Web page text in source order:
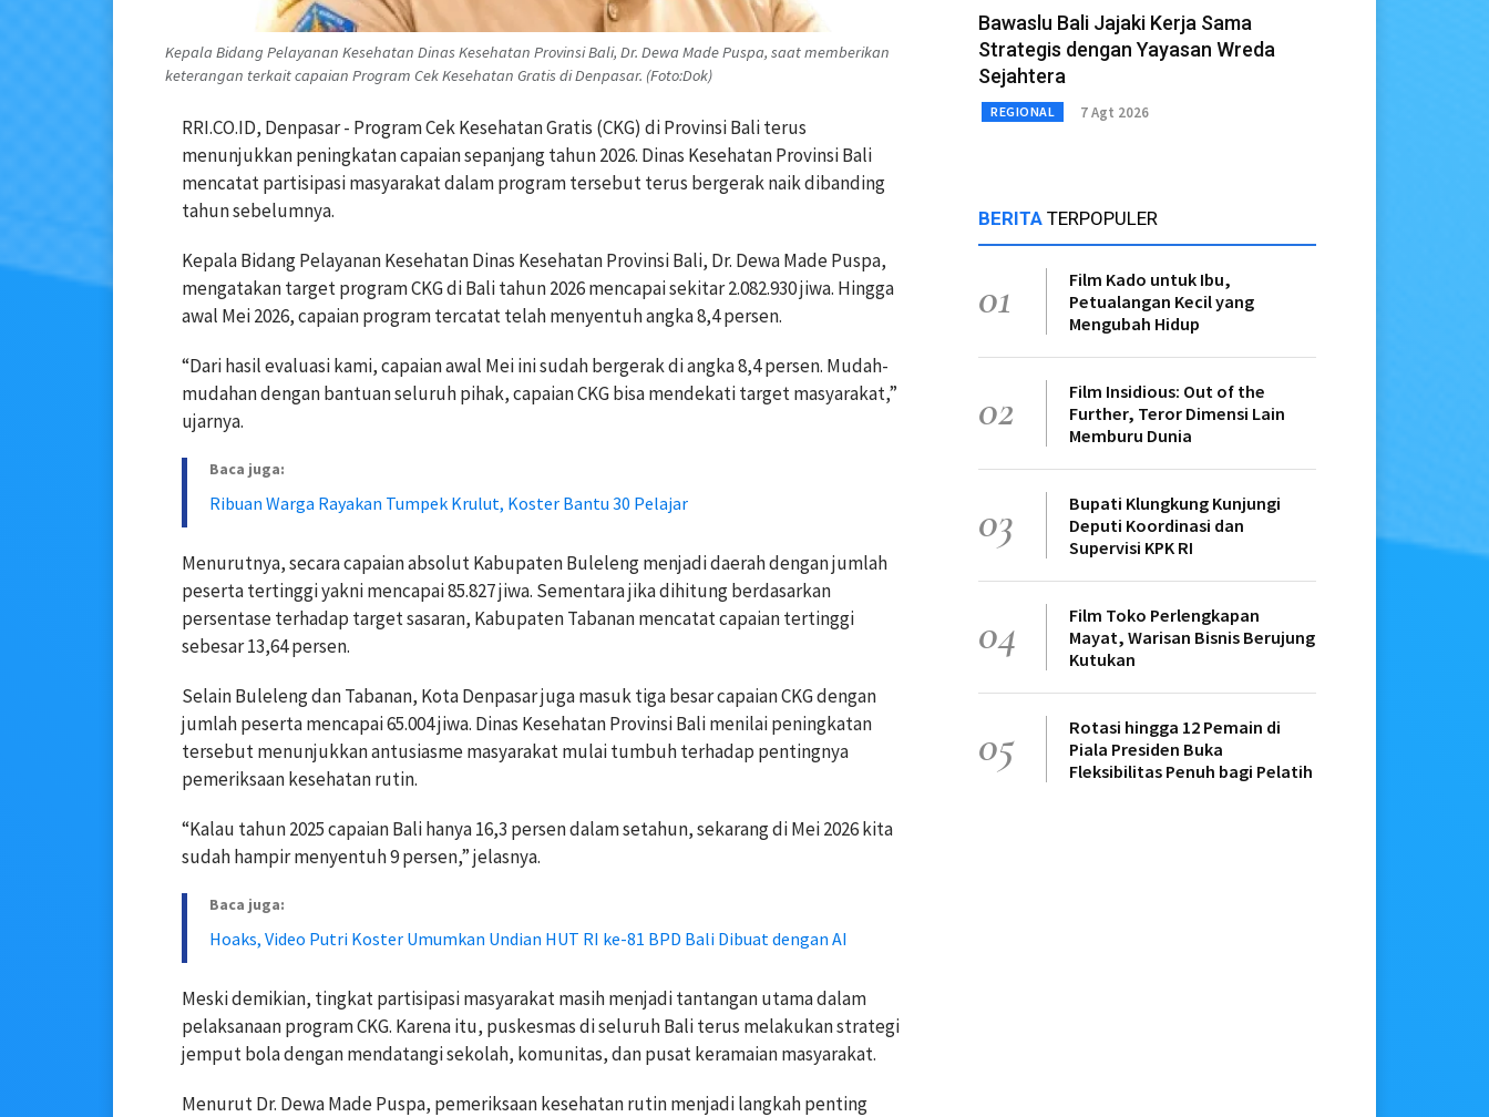
Kepala Bidang Pelayanan Kesehatan Dinas Kesehatan Provinsi Bali, Dr. Dewa Made Puspa, saat memberikan
keterangan terkait capaian Program Cek Kesehatan Gratis di Denpasar. (Foto:Dok)
RRI.CO.ID, Denpasar - Program Cek Kesehatan Gratis (CKG) di Provinsi Bali terus
menunjukkan peningkatan capaian sepanjang tahun 2026. Dinas Kesehatan Provinsi Bali
mencatat partisipasi masyarakat dalam program tersebut terus bergerak naik dibanding
tahun sebelumnya.
Kepala Bidang Pelayanan Kesehatan Dinas Kesehatan Provinsi Bali, Dr. Dewa Made Puspa,
mengatakan target program CKG di Bali tahun 2026 mencapai sekitar 2.082.930 jiwa. Hingga
awal Mei 2026, capaian program tercatat telah menyentuh angka 8,4 persen.
“Dari hasil evaluasi kami, capaian awal Mei ini sudah bergerak di angka 8,4 persen. Mudah-
mudahan dengan bantuan seluruh pihak, capaian CKG bisa mendekati target masyarakat,”
ujarnya.
Baca juga:
Ribuan Warga Rayakan Tumpek Krulut, Koster Bantu 30 Pelajar
Menurutnya, secara capaian absolut Kabupaten Buleleng menjadi daerah dengan jumlah
peserta tertinggi yakni mencapai 85.827 jiwa. Sementara jika dihitung berdasarkan
persentase terhadap target sasaran, Kabupaten Tabanan mencatat capaian tertinggi
sebesar 13,64 persen.
Selain Buleleng dan Tabanan, Kota Denpasar juga masuk tiga besar capaian CKG dengan
jumlah peserta mencapai 65.004 jiwa. Dinas Kesehatan Provinsi Bali menilai peningkatan
tersebut menunjukkan antusiasme masyarakat mulai tumbuh terhadap pentingnya
pemeriksaan kesehatan rutin.
“Kalau tahun 2025 capaian Bali hanya 16,3 persen dalam setahun, sekarang di Mei 2026 kita
sudah hampir menyentuh 9 persen,” jelasnya.
Baca juga:
Hoaks, Video Putri Koster Umumkan Undian HUT RI ke-81 BPD Bali Dibuat dengan AI
Meski demikian, tingkat partisipasi masyarakat masih menjadi tantangan utama dalam
pelaksanaan program CKG. Karena itu, puskesmas di seluruh Bali terus melakukan strategi
jemput bola dengan mendatangi sekolah, komunitas, dan pusat keramaian masyarakat.
Menurut Dr. Dewa Made Puspa, pemeriksaan kesehatan rutin menjadi langkah penting
Bawaslu Bali Jajaki Kerja Sama
Strategis dengan Yayasan Wreda
Sejahtera
REGIONAL 7 Agt 2026
BERITA TERPOPULER
01
Film Kado untuk Ibu,
Petualangan Kecil yang
Mengubah Hidup
02
Film Insidious: Out of the
Further, Teror Dimensi Lain
Memburu Dunia
03
Bupati Klungkung Kunjungi
Deputi Koordinasi dan
Supervisi KPK RI
04
Film Toko Perlengkapan
Mayat, Warisan Bisnis Berujung
Kutukan
05
Rotasi hingga 12 Pemain di
Piala Presiden Buka
Fleksibilitas Penuh bagi Pelatih